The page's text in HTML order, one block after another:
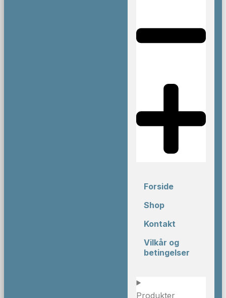
Forside
Shop
Kontakt
Vilkår og
betingelser
Produkter